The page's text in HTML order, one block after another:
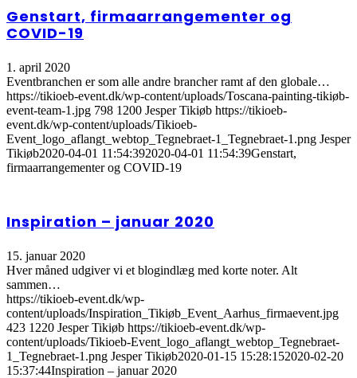
Genstart, firmaarrangementer og
COVID-19
1. april 2020
Eventbranchen er som alle andre brancher ramt af den globale…
https://tikioeb-event.dk/wp-content/uploads/Toscana-painting-tikiøb-
event-team-1.jpg 798 1200 Jesper Tikiøb https://tikioeb-
event.dk/wp-content/uploads/Tikioeb-
Event_logo_aflangt_webtop_Tegnebraet-1_Tegnebraet-1.png Jesper
Tikiøb2020-04-01 11:54:392020-04-01 11:54:39Genstart,
firmaarrangementer og COVID-19
Inspiration – januar 2020
15. januar 2020
Hver måned udgiver vi et blogindlæg med korte noter. Alt
sammen…
https://tikioeb-event.dk/wp-
content/uploads/Inspiration_Tikiøb_Event_Aarhus_firmaevent.jpg
423 1220 Jesper Tikiøb https://tikioeb-event.dk/wp-
content/uploads/Tikioeb-Event_logo_aflangt_webtop_Tegnebraet-
1_Tegnebraet-1.png Jesper Tikiøb2020-01-15 15:28:152020-02-20
15:37:44Inspiration – januar 2020